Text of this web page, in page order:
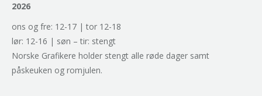
2026
ons og fre: 12-17 | tor 12-18
lør: 12-16 | søn – tir: stengt
Norske Grafikere holder stengt alle røde dager samt
påskeuken og romjulen.